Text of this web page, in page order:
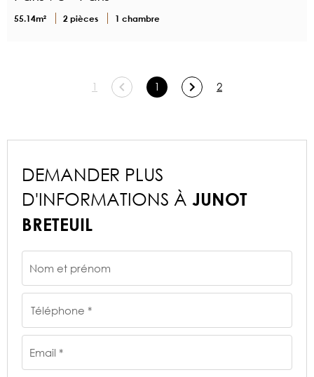
55.14m² 2 pièces 1 chambre
1 1 2
DEMANDER PLUS
D'INFORMATIONS À JUNOT
BRETEUIL
Nom et prénom
Téléphone *
Email *